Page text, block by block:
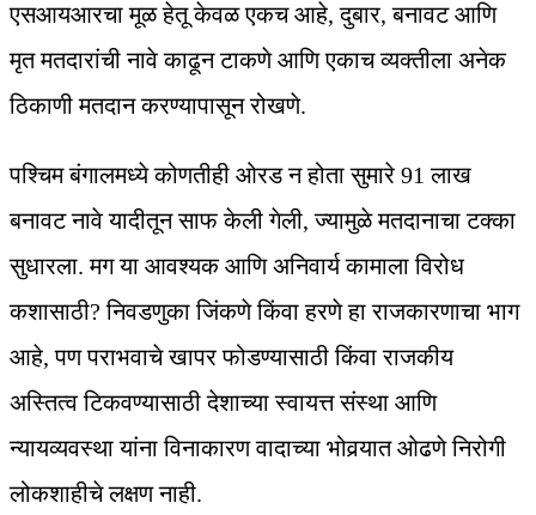
एसआयआरचा मूळ हेतू केवळ एकच आहे, दुबार, बनावट आणि
मृत मतदारांची नावे काढून टाकणे आणि एकाच व्यक्तीला अनेक
ठिकाणी मतदान करण्यापासून रोखणे.
पश्चिम बंगालमध्ये कोणतीही ओरड न होता सुमारे 91 लाख
बनावट नावे यादीतून साफ केली गेली, ज्यामुळे मतदानाचा टक्का
सुधारला. मग या आवश्यक आणि अनिवार्य कामाला विरोध
कशासाठी? निवडणुका जिंकणे किंवा हरणे हा राजकारणाचा भाग
आहे, पण पराभवाचे खापर फोडण्यासाठी किंवा राजकीय
अस्तित्व टिकवण्यासाठी देशाच्या स्वायत्त संस्था आणि
न्यायव्यवस्था यांना विनाकारण वादाच्या भोवर्‍यात ओढणे निरोगी
लोकशाहीचे लक्षण नाही.